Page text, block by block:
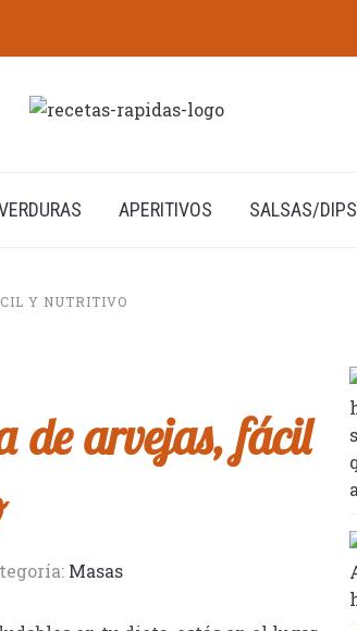
APERITIVOS SALSAS/DIPS
Y NUTRITIVO
de arvejas, fácil
Masas